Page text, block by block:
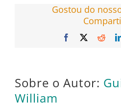
Gostou do
Facebook
Sobre o Autor:
William